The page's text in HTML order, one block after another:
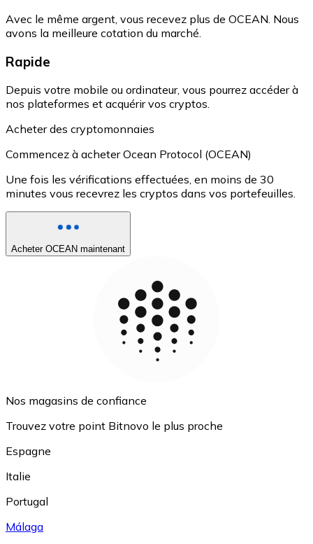
Avec le même argent, vous recevez plus de OCEAN. Nous
avons la meilleure cotation du marché.
Rapide
Depuis votre mobile ou ordinateur, vous pourrez accéder à
nos plateformes et acquérir vos cryptos.
Acheter des cryptomonnaies
Commencez à acheter Ocean Protocol (OCEAN)
Une fois les vérifications effectuées, en moins de 30
minutes vous recevrez les cryptos dans vos portefeuilles.
Acheter OCEAN maintenant
Nos magasins de confiance
Trouvez votre point Bitnovo le plus proche
Espagne
Italie
Portugal
Málaga